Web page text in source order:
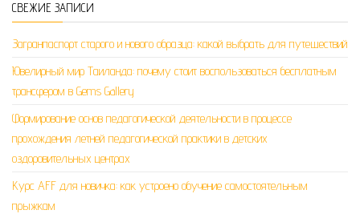
СВЕЖИЕ ЗАПИСИ
Загранпаспорт старого и нового образца: какой выбрать для путешествий
Ювелирный мир Таиланда: почему стоит воспользоваться бесплатным
трансфером в Gems Gallery
Формирование основ педагогической деятельности в процессе
прохождения летней педагогической практики в детских
оздоровительных центрах
Курс AFF для новичка: как устроено обучение самостоятельным
прыжкам